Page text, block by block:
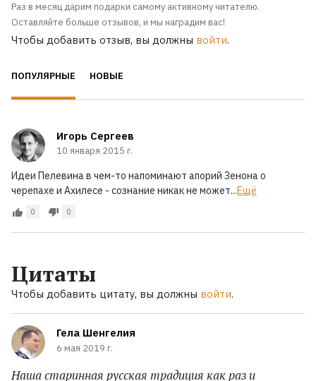
Раз в месяц дарим подарки самому активному читателю.
Оставляйте больше отзывов, и мы наградим вас!
Чтобы добавить отзыв, вы должны войти.
ПОПУЛЯРНЫЕ НОВЫЕ
Игорь Сергеев
10 января 2015 г.
Идеи Пелевина в чем-то напоминают апорий Зенона о
черепахе и Ахилесе - сознание никак не может...Ещё
0 0
Цитаты
Чтобы добавить цитату, вы должны войти.
Гела Шенгелия
6 мая 2019 г.
Наша старинная русская традиция как раз и